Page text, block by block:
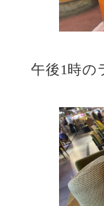
午後1時の